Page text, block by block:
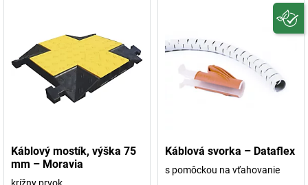
Káblový mostík, výška 75
mm – Moravia
Káblová svorka – Dataflex
s pomôckou na vťahovanie